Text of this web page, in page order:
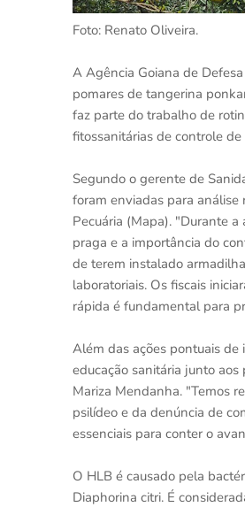
Foto: Renato Oliveira.
A Agência Goiana de
pomares de tangerina
faz parte do trabalho de
fitossanitárias de controle
Segundo o gerente de
foram enviadas para
Pecuária (Mapa). "Durante
praga e a importância do
de terem instalado
laboratoriais. Os fiscais
rápida é fundamental para
Além das ações pontuais de
educação sanitária junto
Mariza Mendanha. "Temos
psilídeo e da denúncia de
essenciais para conter o
O HLB é causado pela
Diaphorina citri. É